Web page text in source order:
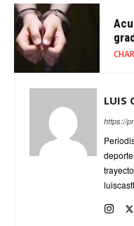
LUIS
https://